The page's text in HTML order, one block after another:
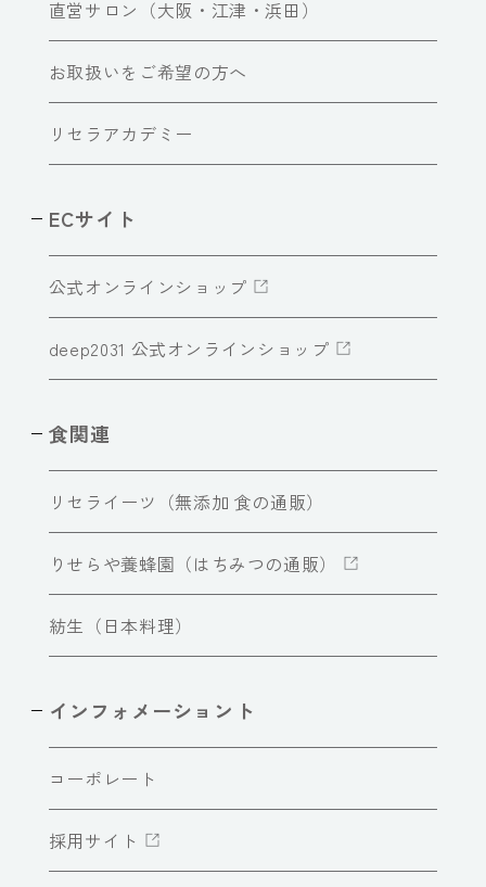
直営サロン（大阪・江津・浜田）
お取扱いをご希望の方へ
リセラアカデミー
ECサイト
公式オンラインショップ
deep2031 公式オンラインショップ
食関連
リセライーツ（無添加 食の通販）
りせらや養蜂園（はちみつの通販）
紡生（日本料理）
インフォメーショント
コーポレート
採用サイト